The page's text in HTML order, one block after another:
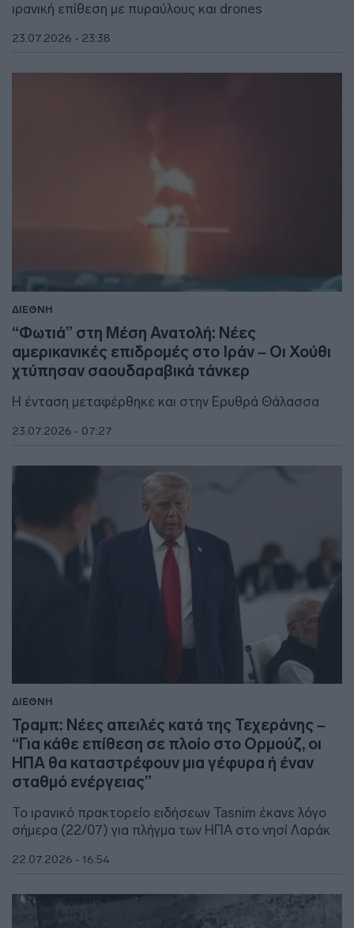
ιρανική επίθεση με πυραύλους και drones
23.07.2026 - 23:38
ΔΙΕΘΝΗ
“Φωτιά” στη Μέση Ανατολή: Νέες
αμερικανικές επιδρομές στο Ιράν – Οι Χούθι
χτύπησαν σαουδαραβικά τάνκερ
Η ένταση μεταφέρθηκε και στην Ερυθρά Θάλασσα
23.07.2026 - 07:27
ΔΙΕΘΝΗ
Τραμπ: Νέες απειλές κατά της Τεχεράνης –
“Για κάθε επίθεση σε πλοίο στο Ορμούζ, οι
ΗΠΑ θα καταστρέφουν μια γέφυρα ή έναν
σταθμό ενέργειας”
Το ιρανικό πρακτορείο ειδήσεων Tasnim έκανε λόγο
σήμερα (22/07) για πλήγμα των ΗΠΑ στο νησί Λαράκ
22.07.2026 - 16:54